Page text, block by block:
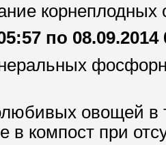
по 08.09.2014
овощей в
в компост при